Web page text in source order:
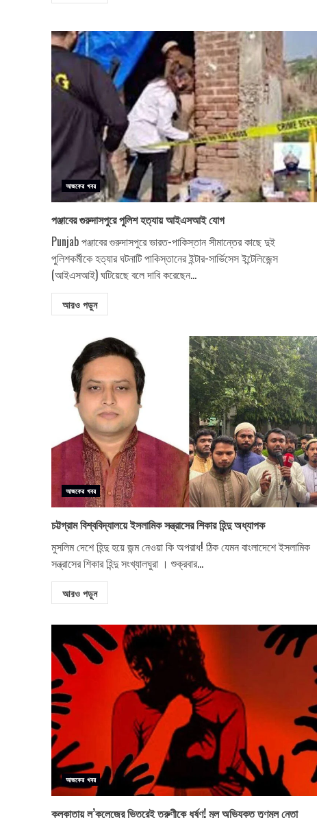
আজকের খবর
পঞ্জাবের গুরুদাসপুরে পুলিশ হত্যায় আইএসআই যোগ
Punjab পঞ্জাবের গুরুদাসপুরে ভারত-পাকিস্তান সীমান্তের কাছে দুই
পুলিশকর্মীকে হত্যার ঘটনাটি পাকিস্তানের ইন্টার-সার্ভিসেস ইন্টেলিজেন্স
(আইএসআই) ঘটিয়েছে বলে দাবি করেছেন...
আরও পড়ুন
আজকের খবর
চট্টগ্রাম বিশ্ববিদ্যালয়ে ইসলামিক সন্ত্রাসের শিকার হিন্দু অধ্যাপক
মুসলিম দেশে হিন্দু হয়ে জন্ম নেওয়া কি অপরাধ! ঠিক যেমন বাংলাদেশে ইসলামিক
সন্ত্রাসের শিকার হিন্দু সংখ্যালঘুরা । শুক্রবার...
আরও পড়ুন
আজকের খবর
কলকাতায় ল’কলেজের ভিতরেই তরুণীকে ধর্ষণ! মূল অভিযুক্ত তৃণমূল নেতা